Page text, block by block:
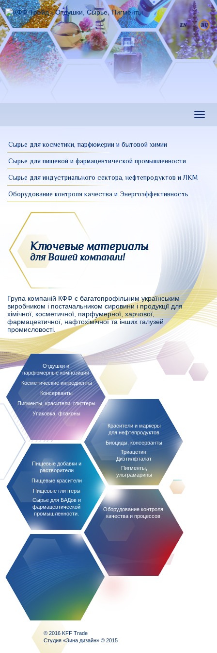
Перейти
к
основному
содержанию
Сырье для косметики, парфюмерии и бытовой химии
Сырье для пищевой и фармацевтической промышленности
Сырье для индустриального сектора, нефтепродуктов и ЛКМ
Оборудование контроля качества и Энергоэффективность
Ключевые материалы
для Вашей компании!
Група компаній КФФ є багатопрофільним українським
виробником і постачальником сировини і продукції для
хімічної, косметичної, парфумерної, харчової,
фармацевтичної, нафтохімічної та інших галузей
промисловості.
Отдушки и
парфюмерные композиции
Косметические ингредиенты
Консерванты
Пигменты, красители, глиттеры
Упаковка, флаконы
Пищевые добавки и
растворители
Пищевые красители
Пищевые глиттеры
Сырье для БАДов и
фармацевтической
промышленности.
Красители и маркеры
для нефтепродуктов
Биоциды, консерванты
Триацетин,
Диэтилфталат
Пигменты,
ультрамарины
Оборудование контроля
качества и процессов
© 2016 KFF Trade
Студия «Зина дизайн» © 2015